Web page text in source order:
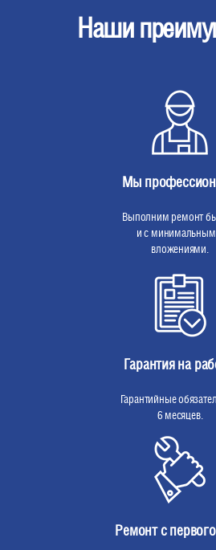
Наши
Мы
Выполним ремонт
и с
вложениями.
Гарантия на
Гарантийные
6 месяцев.
Ремонт с